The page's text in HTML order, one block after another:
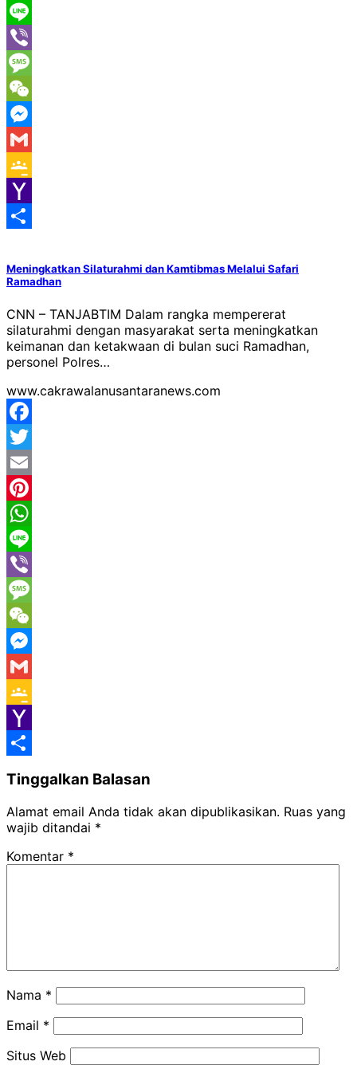
WhatsApp
Line
Viber
Message
WeChat
Messenger
Gmail
Google
Classroom
Yahoo
Meningkatkan Silaturahmi dan Kamtibmas Melalui Safari
Ramadhan
CNN – TANJABTIM Dalam rangka mempererat
silaturahmi dengan masyarakat serta meningkatkan
keimanan dan ketakwaan di bulan suci Ramadhan,
personel Polres…
www.cakrawalanusantaranews.com
Facebook
Twitter
Email
Pinterest
WhatsApp
Line
Viber
Message
WeChat
Messenger
Gmail
Google
Classroom
Yahoo
Tinggalkan Balasan
Alamat email Anda tidak akan dipublikasikan. Ruas yang
wajib ditandai *
Komentar *
Nama *
Email *
Situs Web